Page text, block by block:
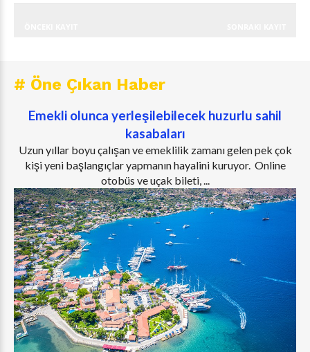
# Öne Çıkan Haber
Emekli olunca yerleşilebilecek huzurlu sahil
kasabaları
Uzun yıllar boyu çalışan ve emeklilik zamanı gelen pek çok
kişi yeni başlangıçlar yapmanın hayalini kuruyor. Online
otobüs ve uçak bileti, ...